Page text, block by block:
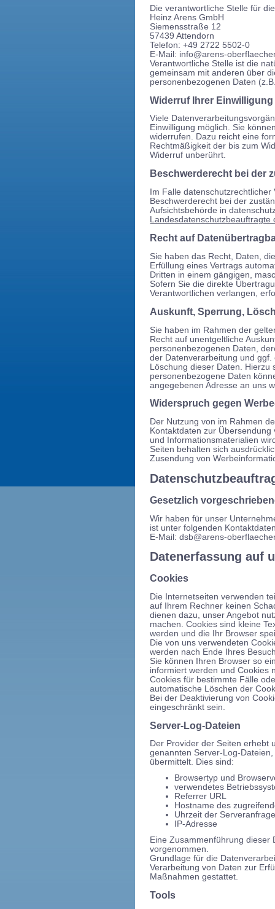
Die verantwortliche Stelle für
Heinz Arens GmbH
Siemensstraße 12
57439 Attendorn
Telefon: +49 2722 5502-0
E-Mail: info@arens-
Verantwortliche Stelle ist die
gemeinsam mit anderen über
personenbezogenen Daten
Widerruf Ihrer
Viele
Einwilligung möglich. Sie
widerrufen. Dazu reicht eine
Rechtmäßigkeit der bis zum
Widerruf unberührt.
Beschwerderecht bei der
Im Falle
Beschwerderecht bei der
Aufsichtsbehörde in
Recht auf
Sie haben das Recht, Daten,
Erfüllung eines Vertrags
Dritten in einem gängigen,
Sofern Sie die direkte
Verantwortlichen verlangen,
Auskunft, Sperrung,
Sie haben im Rahmen der
Recht auf unentgeltliche
personenbezogenen Daten,
der Datenverarbeitung und
Löschung dieser Daten.
personenbezogene Daten
angegebenen Adresse an uns
Widerspruch gegen
Der Nutzung von im Rahmen
Kontaktdaten zur
und Informationsmaterialien
Seiten behalten sich
Zusendung von
Gesetzlich
Wir haben für unser
ist unter folgenden
E-Mail: dsb@arens-
Datenerfassung auf
Cookies
Die Internetseiten verwenden
auf Ihrem Rechner keinen
dienen dazu, unser Angebot
machen. Cookies sind kleine
werden und die Ihr Browser
Die von uns verwendeten
werden nach Ende Ihres
Sie können Ihren Browser so
informiert werden und Cookies
Cookies für bestimmte Fälle
automatische Löschen der
Bei der Deaktivierung von
eingeschränkt sein.
Server-Log-Dateien
Der Provider der Seiten erhebt
genannten Server-Log-
übermittelt. Dies sind:
Browsertyp und
verwendetes
Referrer URL
Hostname des
Uhrzeit der
IP-Adresse
Eine Zusammenführung dieser
vorgenommen.
Grundlage für die
Verarbeitung von Daten zur
Maßnahmen gestattet.
Tools